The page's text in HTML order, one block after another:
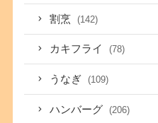
割烹 (142)
カキフライ (78)
うなぎ (109)
ハンバーグ (206)